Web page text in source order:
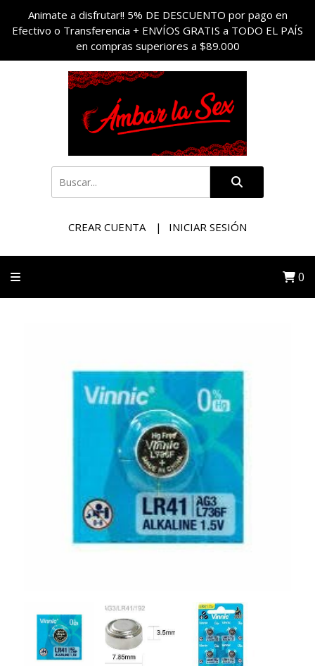
Animate a disfrutar!! 5% DE DESCUENTO por pago en
Efectivo o Transferencia + ENVÍOS GRATIS a TODO EL PAÍS
en compras superiores a $89.000
CREAR CUENTA INICIAR SESIÓN
0